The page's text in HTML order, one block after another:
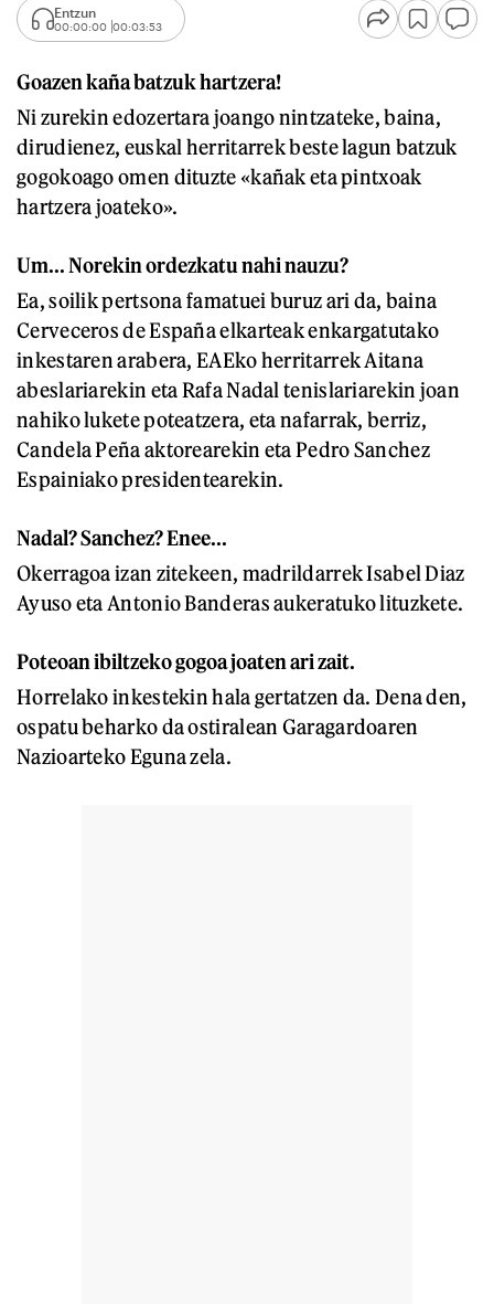
Entzun
00:00:00 00:03:53
Goazen kaña batzuk hartzera!
Ni zurekin edozertara joango nintzateke, baina,
dirudienez, euskal herritarrek beste lagun batzuk
gogokoago omen dituzte «kañak eta pintxoak
hartzera joateko».
Um... Norekin ordezkatu nahi nauzu?
Ea, soilik pertsona famatuei buruz ari da, baina
Cerveceros de España elkarteak enkargatutako
inkestaren arabera, EAEko herritarrek Aitana
abeslariarekin eta Rafa Nadal tenislariarekin joan
nahiko lukete poteatzera, eta nafarrak, berriz,
Candela Peña aktorearekin eta Pedro Sanchez
Espainiako presidentearekin.
Nadal? Sanchez? Enee...
Okerragoa izan zitekeen, madrildarrek Isabel Diaz
Ayuso eta Antonio Banderas aukeratuko lituzkete.
Poteoan ibiltzeko gogoa joaten ari zait.
Horrelako inkestekin hala gertatzen da. Dena den,
ospatu beharko da ostiralean Garagardoaren
Nazioarteko Eguna zela.